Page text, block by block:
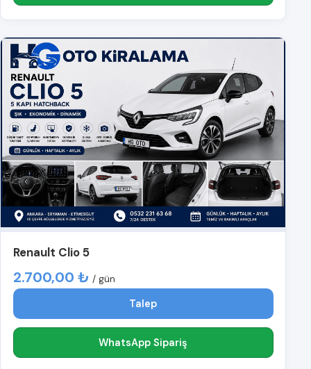
Renault Clio 5
2.700,00 ₺ / gün
Talep
WhatsApp Sipariş